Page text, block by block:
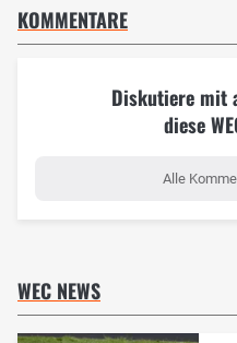
KOMMENTARE
Diskutiere mit
diese
Alle
WEC NEWS